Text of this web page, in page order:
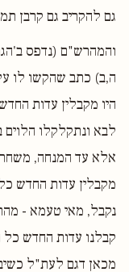
גם להקריב גם קרבן
והמהרש"ם (נדפס
ה,ב) כתב שהקשו לו
היו מקבלין עדות
לבא ונתקלקלו
אלא עד המנחה, משחרב
מקבלין עדות החדש
נקבל, מאי טעמא -
קבלנו עדות החדש כל
מכאן דגם לעת"ל